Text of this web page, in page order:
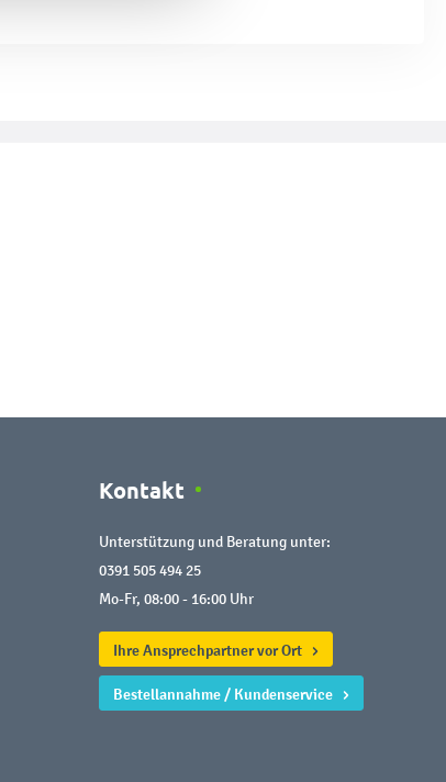
Kontakt
Unterstützung und Beratung unter:
0391 505 494 25
Mo-Fr, 08:00 - 16:00 Uhr
Ihre Ansprechpartner vor Ort
Bestellannahme / Kundenservice